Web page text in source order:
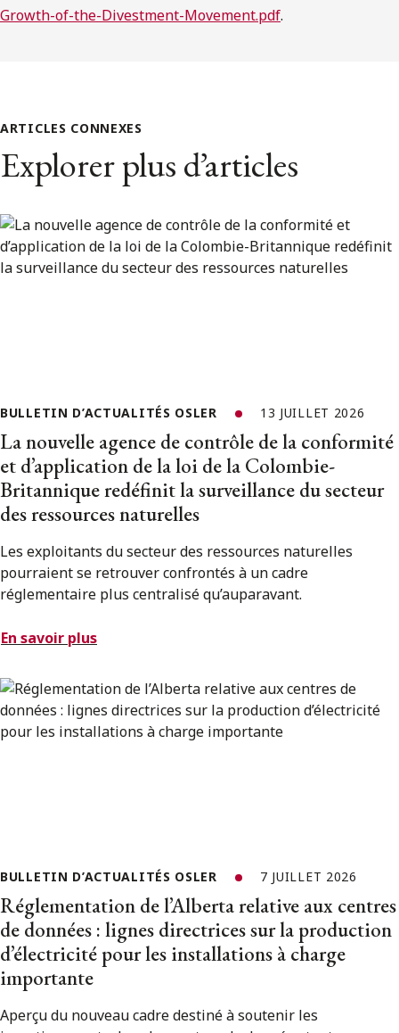
Growth-of-the-Divestment-Movement.pdf.
ARTICLES CONNEXES
Explorer plus d’articles
BULLETIN D’ACTUALITÉS OSLER 13 JUILLET 2026
La nouvelle agence de contrôle de la conformité
et d’application de la loi de la Colombie-
Britannique redéfinit la surveillance du secteur
des ressources naturelles
Les exploitants du secteur des ressources naturelles
pourraient se retrouver confrontés à un cadre
réglementaire plus centralisé qu’auparavant.
En savoir plus
BULLETIN D’ACTUALITÉS OSLER 7 JUILLET 2026
Réglementation de l’Alberta relative aux centres
de données : lignes directrices sur la production
d’électricité pour les installations à charge
importante
Aperçu du nouveau cadre destiné à soutenir les